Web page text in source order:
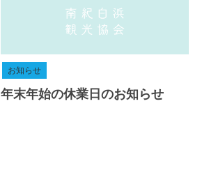
お知らせ
年末年始の休業日のお知らせ